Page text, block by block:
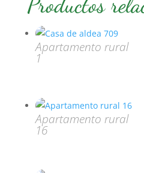
Apartamento rural
1
Apartamento rural
16